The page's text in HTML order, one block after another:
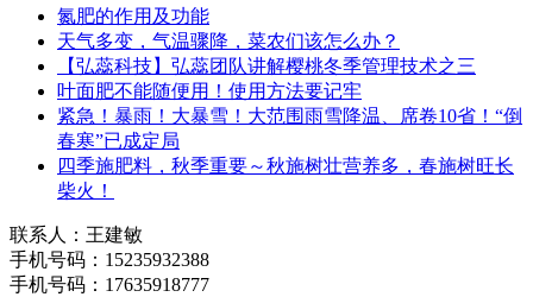
氮肥的作用及功能
天气多变，气温骤降，菜农们该怎么办？
【弘蕊科技】弘蕊团队讲解樱桃冬季管理技术之三
叶面肥不能随便用！使用方法要记牢
紧急！暴雨！大暴雪！大范围雨雪降温、席卷10省！“倒
春寒”已成定局
四季施肥料，秋季重要～秋施树壮营养多，春施树旺长
柴火！
联系人：王建敏
手机号码：15235932388
手机号码：17635918777